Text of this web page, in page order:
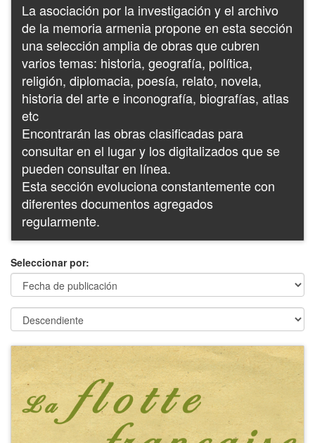
La asociación por la investigación y el archivo
de la memoria armenia propone en esta sección
una selección amplia de obras que cubren
varios temas: historia, geografía, política,
religión, diplomacia, poesía, relato, novela,
historia del arte e inconografía, biografías, atlas
etc
Encontrarán las obras clasificadas para
consultar en el lugar y los digitalizados que se
pueden consultar en línea.
Esta sección evoluciona constantemente con
diferentes documentos agregados
regularmente.
Seleccionar por: